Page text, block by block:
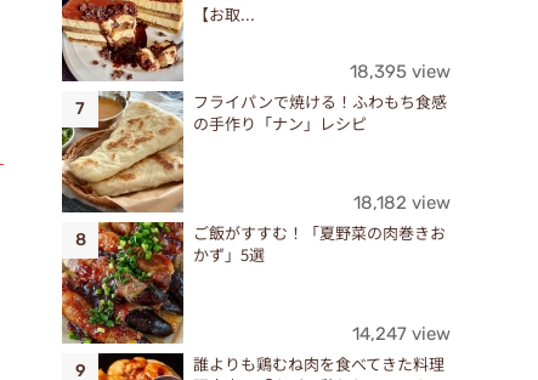
【お取...
18,395 view
フライパンで焼ける！ふわもち食感
の手作り「ナン」レシピ
18,182 view
ご飯がすすむ！「夏野菜の肉巻きお
かず」5選
14,247 view
誰よりも鶏むね肉を食べてきた料理